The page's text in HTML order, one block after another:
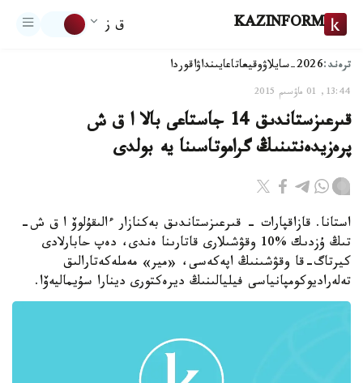
KAZINFORM ق ز
ترەند:2026-سايلاۋ وقيعاتاعايىنداۋاقوردا
13:44, 01 ماۋسىم 2015
قىرعىزستاندىق 14 جاستاعى بالا ا ق ش
پرەزيدەنتىنىڭ گراموتاسىنا يە بولدى
استانا. قازاقپارات - قىرعىزستاندىق بەكنازار ءالىقۇلوۆ ا ق ش-
تىڭ ۇزدىك %10 وقۋشىلارى قاتارىنا ەندى، دەپ حابارلادى
كيرتاگ-قا وقۋشىنىڭ اپەكەسى، «مير» مەملەكەتارالىق
تەلەراديوكومپانياسى فيليالىنىڭ ديرەكتورى دينارا سۇيماليەۆا.